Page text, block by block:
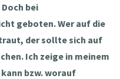
bei
geboten. Wer auf die
der sollte sich auf
Ich zeige in meinem
bzw. worauf